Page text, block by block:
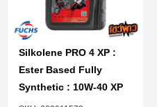
Silkolene PRO 4 XP :
Ester Based Fully
Synthetic : 10W-40 XP